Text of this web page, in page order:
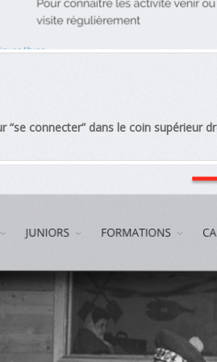
“se connecter” dans le coin supérieur